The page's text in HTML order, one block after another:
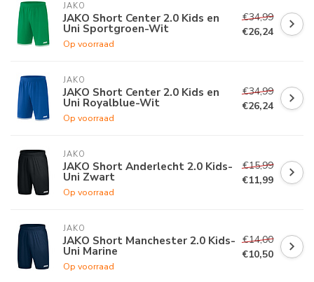
JAKO
JAKO Short Center 2.0 Kids en
Uni Sportgroen-Wit
Op voorraad
€34,99
€26,24
JAKO
JAKO Short Center 2.0 Kids en
Uni Royalblue-Wit
Op voorraad
€34,99
€26,24
JAKO
JAKO Short Anderlecht 2.0 Kids-
Uni Zwart
Op voorraad
€15,99
€11,99
JAKO
JAKO Short Manchester 2.0 Kids-
Uni Marine
Op voorraad
€14,00
€10,50